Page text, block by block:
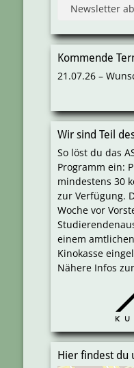
Kommende
21.07.26 –
Wir sind Teil
So löst du das
Programm ein:
mindestens 30
zur Verfügung.
Woche vor
einem
Kinokasse
Nähere Infos
Hier findest du